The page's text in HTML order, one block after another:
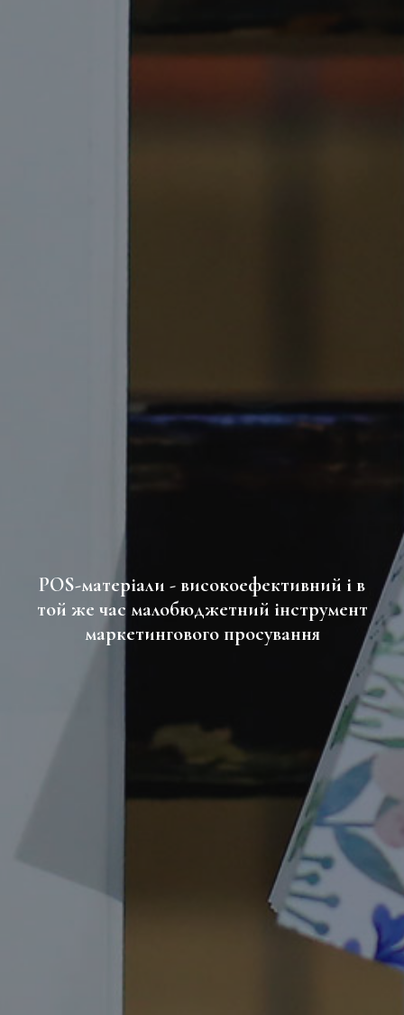
POS-матеріали - високоефективний і в
той же час малобюджетний інструмент
маркетингового просування